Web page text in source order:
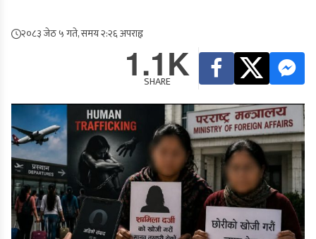
२०८३ जेठ ५ गते, समय २:२६ अपराह्न
1.1K
SHARE